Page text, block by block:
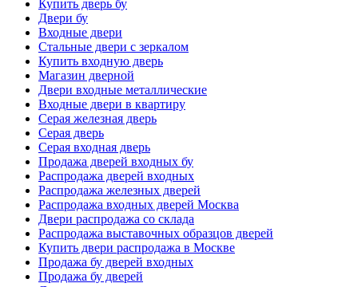
Купить дверь бу
Двери бу
Входные двери
Стальные двери с зеркалом
Купить входную дверь
Магазин дверной
Двери входные металлические
Входные двери в квартиру
Серая железная дверь
Серая дверь
Серая входная дверь
Продажа дверей входных бу
Распродажа дверей входных
Распродажа железных дверей
Распродажа входных дверей Москва
Двери распродажа со склада
Распродажа выставочных образцов дверей
Купить двери распродажа в Москве
Продажа бу дверей входных
Продажа бу дверей